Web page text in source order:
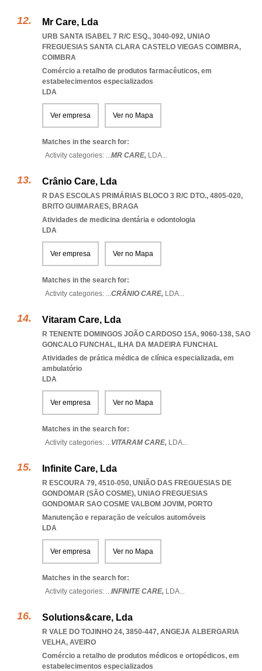
Mr Care, Lda
URB SANTA ISABEL 7 R/C ESQ., 3040-092, UNIAO
FREGUESIAS SANTA CLARA CASTELO VIEGAS COIMBRA,
COIMBRA
Comércio a retalho de produtos farmacêuticos, em
estabelecimentos especializados
LDA
Ver empresa Ver no Mapa
Matches in the search for:
Activity categories: ...MR CARE, LDA...
Crânio Care, Lda
R DAS ESCOLAS PRIMÁRIAS BLOCO 3 R/C DTO., 4805-020,
BRITO GUIMARAES, BRAGA
Atividades de medicina dentária e odontologia
LDA
Ver empresa Ver no Mapa
Matches in the search for:
Activity categories: ...CRÂNIO CARE, LDA...
Vitaram Care, Lda
R TENENTE DOMINGOS JOÃO CARDOSO 15A, 9060-138, SAO
GONCALO FUNCHAL, ILHA DA MADEIRA FUNCHAL
Atividades de prática médica de clínica especializada, em
ambulatório
LDA
Ver empresa Ver no Mapa
Matches in the search for:
Activity categories: ...VITARAM CARE, LDA...
Infinite Care, Lda
R ESCOURA 79, 4510-050, UNIÃO DAS FREGUESIAS DE
GONDOMAR (SÃO COSME), UNIAO FREGUESIAS
GONDOMAR SAO COSME VALBOM JOVIM, PORTO
Manutenção e reparação de veículos automóveis
LDA
Ver empresa Ver no Mapa
Matches in the search for:
Activity categories: ...INFINITE CARE, LDA...
Solutions&care, Lda
R VALE DO TOJINHO 24, 3850-447, ANGEJA ALBERGARIA
VELHA, AVEIRO
Comércio a retalho de produtos médicos e ortopédicos, em
estabelecimentos especializados